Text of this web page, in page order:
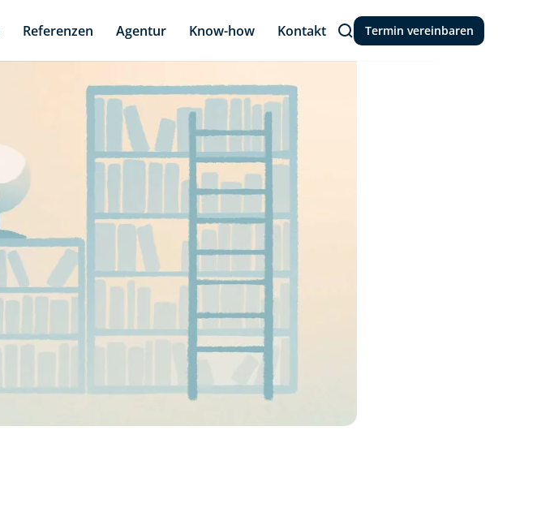
Referenzen Agentur Know-how Kontakt Termin vereinbaren